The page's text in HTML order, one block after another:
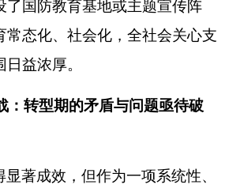
了国防教育基地或主题宣传阵
常态化、社会化，全社会关心支
益浓厚。
转型期的矛盾与问题亟待破
著成效，但作为一项系统性、